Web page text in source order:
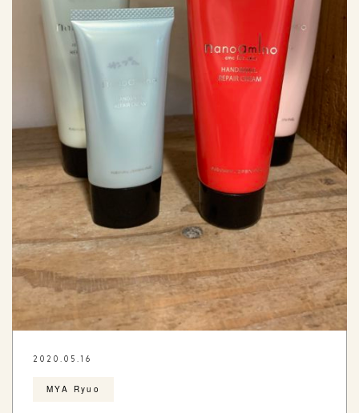
2020.05.16
MYA Ryuo